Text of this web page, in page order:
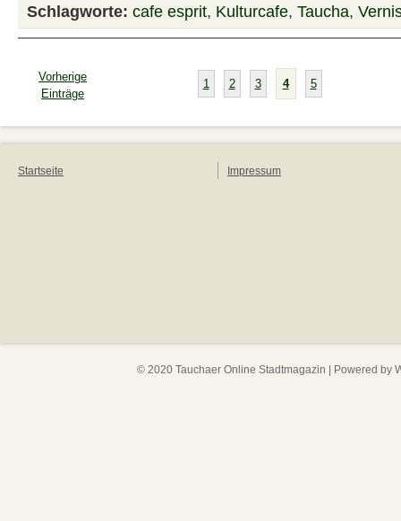
Schlagworte: cafe esprit, Kulturcafe, Taucha,
Vorherige
Einträge
1 2 3 4 5
Startseite Impressum
© 2020 Tauchaer Online Stadtmagazin | Powered by